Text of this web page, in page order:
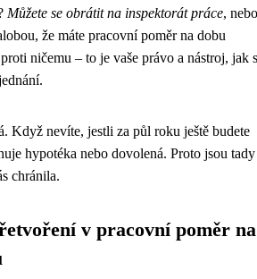
Můžete se obrátit na inspektorát práce, nebo
že máte pracovní poměr na dobu
ničemu – to je vaše právo a nástroj, jak
Když nevíte, jestli za půl roku ještě budete
hypotéka nebo dovolená. Proto jsou tady
chránila.
v pracovní poměr na